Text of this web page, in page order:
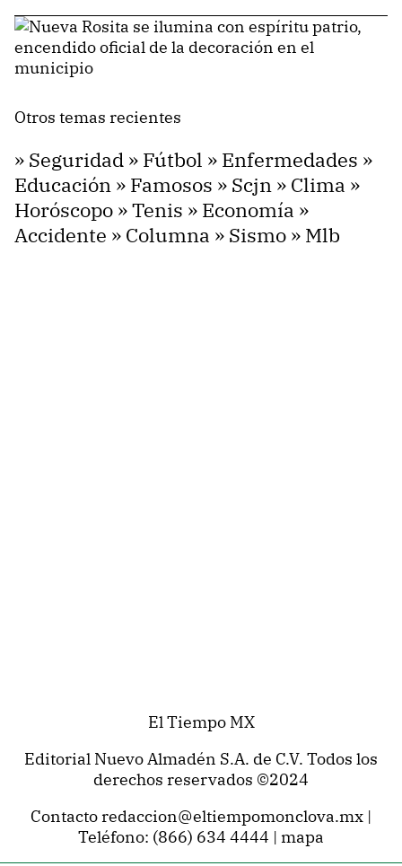
Otros temas recientes
» Seguridad » Fútbol » Enfermedades »
Educación » Famosos » Scjn » Clima »
Horóscopo »Tenis » Economía »
Accidente » Columna » Sismo » Mlb
El Tiempo MX
Editorial Nuevo Almadén S.A. de C.V. Todos los
derechos reservados ©2024
Contactoredaccion@eltiempomonclova.mx |
Teléfono: (866) 634 4444 | mapa